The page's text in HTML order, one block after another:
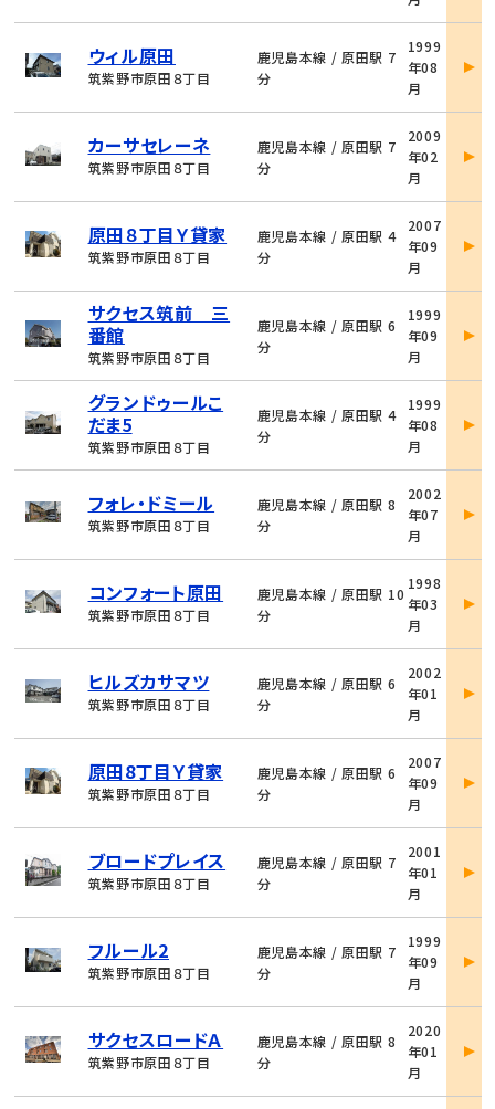
ウィル原田
筑紫野市原田８丁目
鹿児島本線 / 原田駅 7
分
1999
年08
月
詳
カーサセレーネ
筑紫野市原田８丁目
鹿児島本線 / 原田駅 7
分
2009
年02
月
詳
原田８丁目Ｙ貸家
筑紫野市原田８丁目
鹿児島本線 / 原田駅 4
分
2007
年09
月
詳
サクセス筑前 三
番館
筑紫野市原田８丁目
鹿児島本線 / 原田駅 6
分
1999
年09
月
詳
グランドゥールこ
だま5
筑紫野市原田８丁目
鹿児島本線 / 原田駅 4
分
1999
年08
月
詳
フォレ・ドミール
筑紫野市原田８丁目
鹿児島本線 / 原田駅 8
分
2002
年07
月
詳
コンフォート原田
筑紫野市原田８丁目
鹿児島本線 / 原田駅 10
分
1998
年03
月
詳
ヒルズカサマツ
筑紫野市原田８丁目
鹿児島本線 / 原田駅 6
分
2002
年01
月
詳
原田8丁目Ｙ貸家
筑紫野市原田８丁目
鹿児島本線 / 原田駅 6
分
2007
年09
月
詳
ブロードプレイス
筑紫野市原田８丁目
鹿児島本線 / 原田駅 7
分
2001
年01
月
詳
フルール2
筑紫野市原田８丁目
鹿児島本線 / 原田駅 7
分
1999
年09
月
詳
サクセスロードＡ
筑紫野市原田８丁目
鹿児島本線 / 原田駅 8
分
2020
年01
月
詳